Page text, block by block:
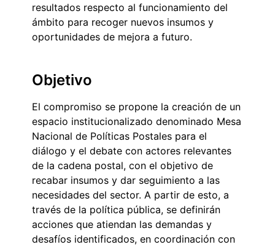
resultados respecto al funcionamiento del
ámbito para recoger nuevos insumos y
oportunidades de mejora a futuro.
Objetivo
El compromiso se propone la creación de un
espacio institucionalizado denominado Mesa
Nacional de Políticas Postales para el
diálogo y el debate con actores relevantes
de la cadena postal, con el objetivo de
recabar insumos y dar seguimiento a las
necesidades del sector. A partir de esto, a
través de la política pública, se definirán
acciones que atiendan las demandas y
desafíos identificados, en coordinación con